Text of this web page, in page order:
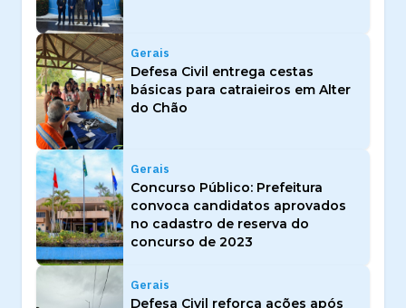
Gerais
Defesa Civil entrega cestas
básicas para catraieiros em Alter
do Chão
Gerais
Concurso Público: Prefeitura
convoca candidatos aprovados
no cadastro de reserva do
concurso de 2023
Gerais
Defesa Civil reforça ações após